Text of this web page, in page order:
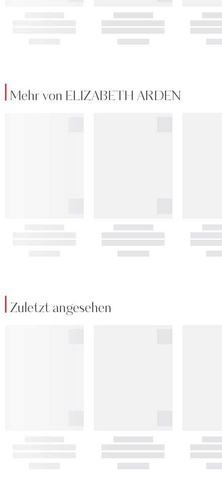
Mehr von ELIZABETH ARDEN
Zuletzt angesehen